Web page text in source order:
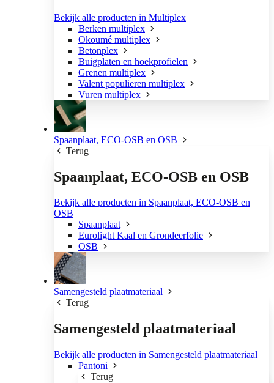
Bekijk alle producten in Multiplex
Berken multiplex
Okoumé multiplex
Betonplex
Buigplaten en hoekprofielen
Grenen multiplex
Valent populieren multiplex
Vuren multiplex
Spaanplaat, ECO-OSB en OSB
Terug
Spaanplaat, ECO-OSB en OSB
Bekijk alle producten in Spaanplaat, ECO-OSB en
OSB
Spaanplaat
Eurolight Kaal en Grondeerfolie
OSB
Samengesteld plaatmateriaal
Terug
Samengesteld plaatmateriaal
Bekijk alle producten in Samengesteld plaatmateriaal
Pantoni
Terug